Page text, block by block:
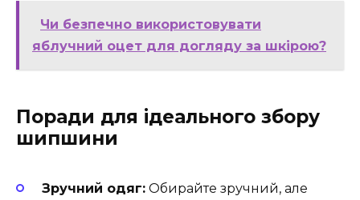
Чи безпечно використовувати
яблучний оцет для догляду за шкірою?
Поради для ідеального збору
шипшини
Зручний одяг: Обирайте зручний, але